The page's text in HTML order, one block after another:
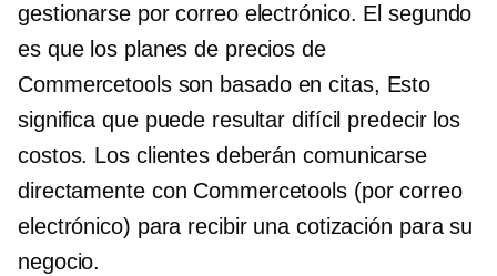
gestionarse por correo electrónico. El segundo
es que los planes de precios de
Commercetools son basado en citas, Esto
significa que puede resultar difícil predecir los
costos. Los clientes deberán comunicarse
directamente con Commercetools (por correo
electrónico) para recibir una cotización para su
negocio.